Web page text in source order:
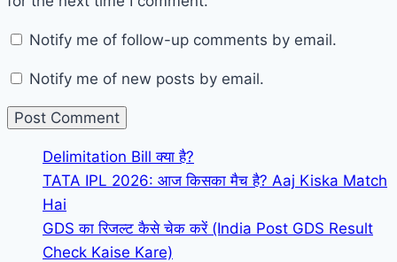
Notify me of follow-up comments by email.
Notify me of new posts by email.
Delimitation Bill क्या है?
TATA IPL 2026: आज किसका मैच है? Aaj Kiska Match
Hai
GDS का रिजल्ट कैसे चेक करें (India Post GDS Result
Check Kaise Kare)